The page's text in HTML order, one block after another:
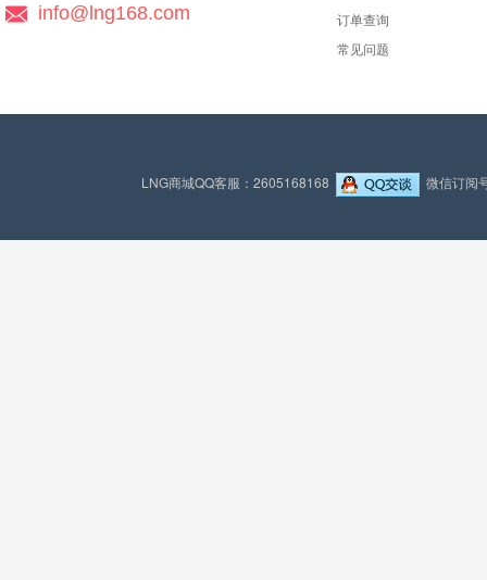
info@lng168.com
订单查询
常见问题
LNG商城QQ客服：2605168168 微信订阅